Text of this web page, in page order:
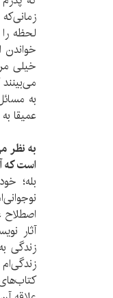
لحظه
خواندن
خیلی
به
عمیقا
به نظر
است که
بله؛
آثار
زندگی